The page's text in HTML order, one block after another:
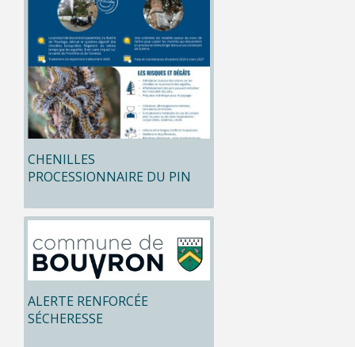
CHENILLES
PROCESSIONNAIRE DU PIN
ALERTE RENFORCÉE
SÉCHERESSE